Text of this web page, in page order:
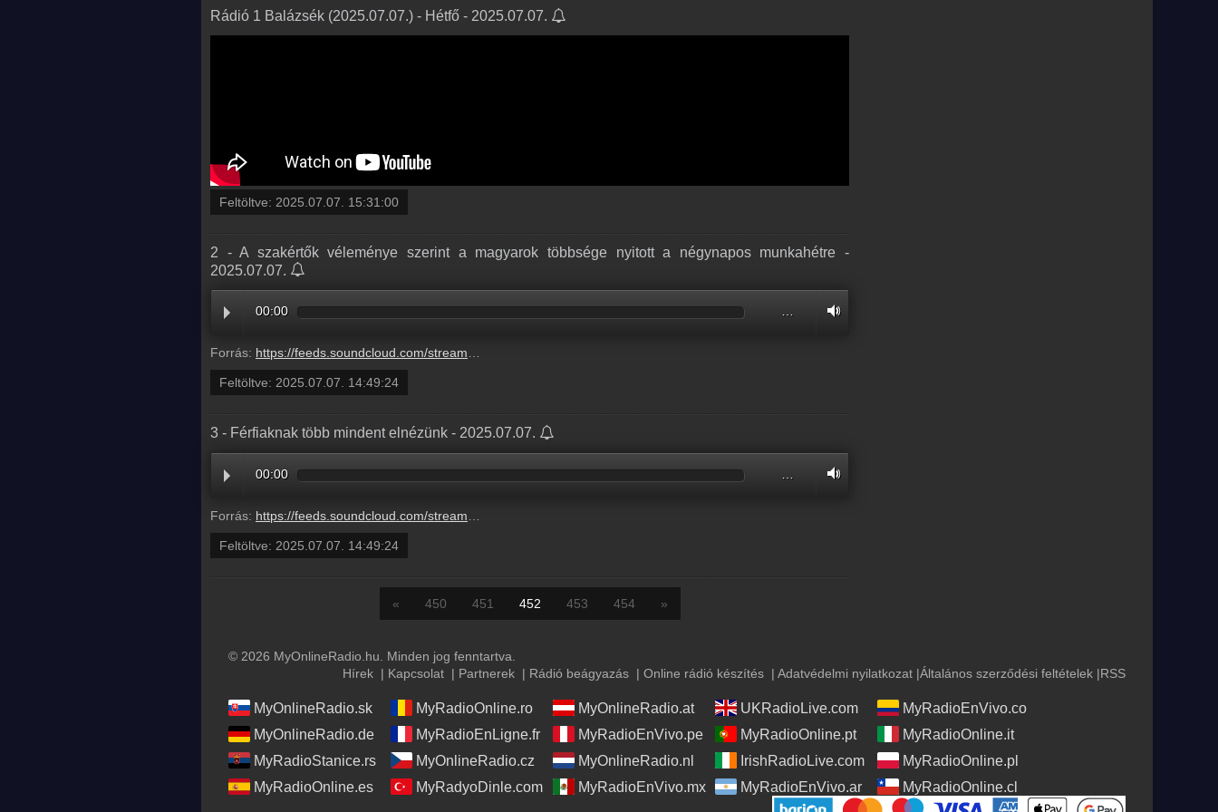
Rádió 1 Balázsék (2025.07.07.) - Hétfő - 2025.07.07.
Feltöltve: 2025.07.07. 15:31:00
2 - A szakértők véleménye szerint a magyarok többsége nyitott a négynapos munkahétre -
2025.07.07.
00:00 …
Forrás: https://feeds.soundcloud.com/stream/2125891095-radio1hungary-2-a-szakertok-velemenye-szerint-a-magyarok-tobbsege-nyitott-a-negynapos-munkahetre-2.mp3
Feltöltve: 2025.07.07. 14:49:24
3 - Férfiaknak több mindent elnézünk - 2025.07.07.
00:00
Forrás: https://feeds.soundcloud.com/stream/2125891092-radio1hungary-3-ferfiaknak-tobb-mindent-elnezunk-3.mp3
Feltöltve: 2025.07.07. 14:49:24
« 450 451 452 453 454 »
© 2026 MyOnlineRadio.hu. Minden jog fenntartva.
Hírek | Kapcsolat | Partnerek | Rádió beágyazás | Online rádió készítés | Adatvédelmi nyilatkozat |Általános szerződési feltételek |RSS
MyOnlineRadio.sk MyRadioOnline.ro MyOnlineRadio.at UKRadioLive.com
MyRadioEnVivo.co
MyOnlineRadio.de
MyRadioEnLigne.fr MyRadioEnVivo.pe MyRadioOnline.pt
MyRadioOnline.it
MyRadioStanice.rs
MyOnlineRadio.cz MyOnlineRadio.nl IrishRadioLive.com
MyRadioOnline.pl
MyRadioOnline.es
MyRadyoDinle.com MyRadioEnVivo.mx MyRadioEnVivo.ar MyRadioOnline.cl